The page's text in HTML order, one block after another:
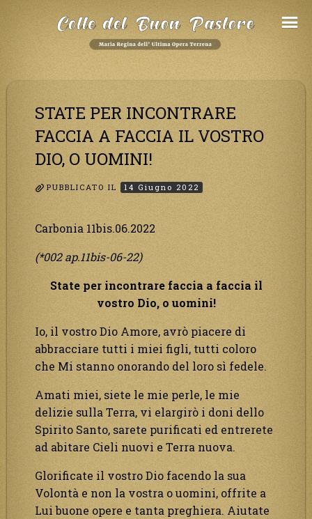
STATE PER INCONTRARE
FACCIA A FACCIA IL VOSTRO
DIO, O UOMINI!
PUBBLICATO IL 14 Giugno 2022
Carbonia 11bis.06.2022
(*002 ap.11bis-06-22)
State per incontrare faccia a faccia il
vostro Dio, o uomini!
Io, il vostro Dio Amore, avrò piacere di
abbracciare tutti i miei figli, tutti coloro
che Mi stanno onorando del loro sì fedele.
Amati miei, siete le mie perle, le mie
delizie sulla Terra, vi elargirò i doni dello
Spirito Santo, sarete purificati ed entrerete
ad abitare Cieli nuovi e Terra nuova.
Glorificate il vostro Dio facendo la sua
Volontà e non la vostra o uomini, offrite a
Lui buone opere e tanta preghiera. Aiutate